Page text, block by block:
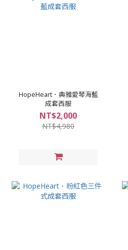
HopeHeart．典雅愛琴海藍
成套西服
NT$2,000
NT$4,980